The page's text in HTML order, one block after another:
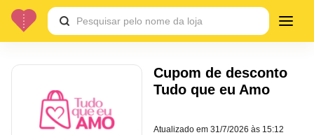
Cupom de desconto
Tudo que eu Amo
Atualizado em31/7/2026 às 15:12